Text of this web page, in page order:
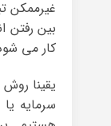
غیرممکن
بین رفتن
کار می
یقینا
سرمایه